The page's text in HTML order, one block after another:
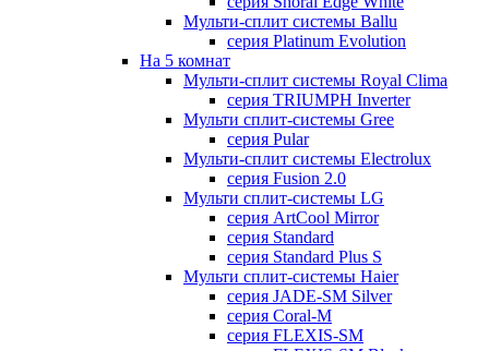
Мульти-сплит системы Ballu
серия Platinum Evolution
На 5 комнат
Мульти-сплит системы Royal Clima
серия TRIUMPH Inverter
Мульти сплит-системы Gree
серия Pular
Мульти-сплит системы Electrolux
серия Fusion 2.0
Мульти сплит-системы LG
серия ArtCool Mirror
серия Standard
серия Standard Plus S
Мульти сплит-системы Haier
серия JADE-SM Silver
серия Coral-M
серия FLEXIS-SM